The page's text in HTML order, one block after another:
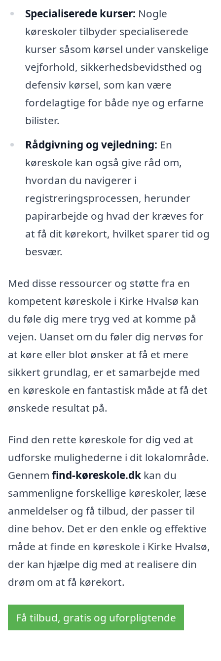
Specialiserede kurser: Nogle
køreskoler tilbyder specialiserede
kurser såsom kørsel under vanskelige
vejforhold, sikkerhedsbevidsthed og
defensiv kørsel, som kan være
fordelagtige for både nye og erfarne
bilister.
Rådgivning og vejledning: En
køreskole kan også give råd om,
hvordan du navigerer i
registreringsprocessen, herunder
papirarbejde og hvad der kræves for
at få dit kørekort, hvilket sparer tid og
besvær.
Med disse ressourcer og støtte fra en
kompetent køreskole i Kirke Hvalsø kan
du føle dig mere tryg ved at komme på
vejen. Uanset om du føler dig nervøs for
at køre eller blot ønsker at få et mere
sikkert grundlag, er et samarbejde med
en køreskole en fantastisk måde at få det
ønskede resultat på.
Find den rette køreskole for dig ved at
udforske mulighederne i dit lokalområde.
Gennem find-køreskole.dk kan du
sammenligne forskellige køreskoler, læse
anmeldelser og få tilbud, der passer til
dine behov. Det er den enkle og effektive
måde at finde en køreskole i Kirke Hvalsø,
der kan hjælpe dig med at realisere din
drøm om at få kørekort.
Få tilbud, gratis og uforpligtende